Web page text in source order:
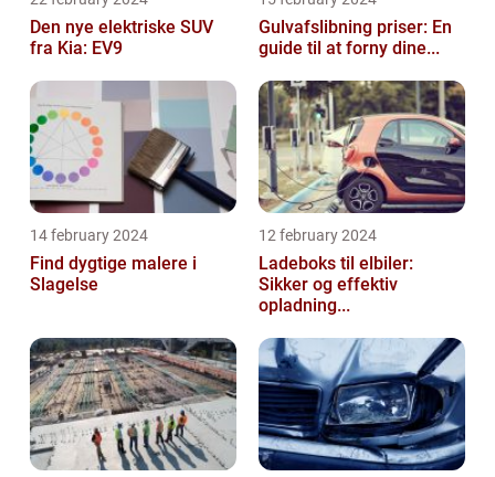
Den nye elektriske SUV
fra Kia: EV9
Gulvafslibning priser: En
guide til at forny dine...
14 february 2024
Find dygtige malere i
Slagelse
12 february 2024
Ladeboks til elbiler:
Sikker og effektiv
opladning...